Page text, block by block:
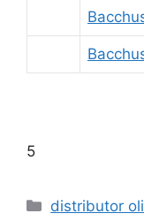
5
distributor oli